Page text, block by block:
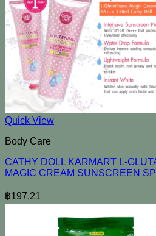
Quick View
Body Care
CATHY DOLL KARMART L-
MAGIC CREAM SUNSCREEN
฿197.21